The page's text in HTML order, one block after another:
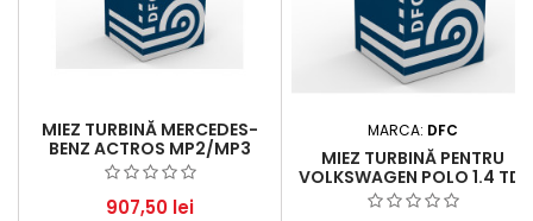
MIEZ TURBINĂ MERCEDES-
BENZ ACTROS MP2/MP3
(04/2003 -) PENTRU
MOTORIZĂRI OM 541.9XX
907,50 lei
MARCA: DFC
MIEZ TURBINĂ PENTRU
VOLKSWAGEN POLO 1.4 TDI